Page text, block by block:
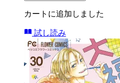
カートに追加しました
試し読み